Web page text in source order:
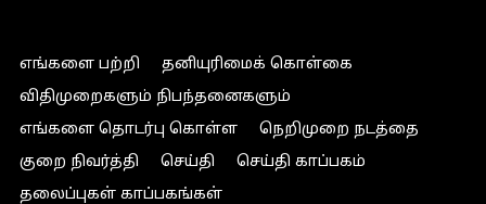
எங்களை பற்றி
தனியுரிமைக் கொள்கை
விதிமுறைகளும் நிபந்தனைகளும்
எங்களை தொடர்பு கொள்ள
நெறிமுறை நடத்தை
குறை நிவர்த்தி
செய்தி
செய்தி காப்பகம்
தலைப்புகள் காப்பகங்கள்